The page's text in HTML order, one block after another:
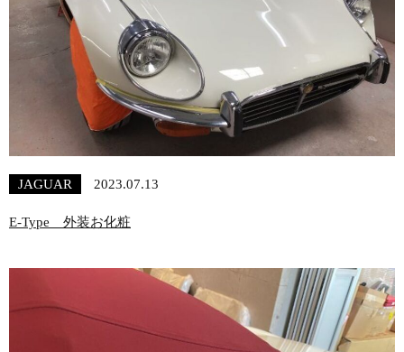
JAGUAR 2023.07.13
E-Type 外装お化粧